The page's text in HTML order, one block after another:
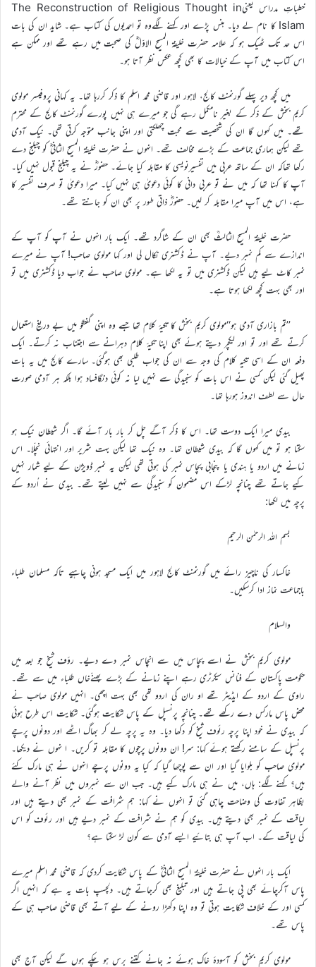
خطباتِ مدراس یعنیThe Reconstruction of Religious Thought in
Islam کا نام لے دیا۔ ہنس پڑے اور کہنے لگےوہ تو احمدیوں کی کتاب ہے۔ شاید ان کی بات
اس حد تک ٹھیک ہو کہ علامہ حضرت خلیفۃ المسیح الاوّلؓ کی صحبت میں رہے تھے اور ممکن ہے
اس کتاب میں آپ کے خیالات کا بھی کچھ عکس نظر آتا ہو۔
میں کچھ دیر پہلے گورنمنٹ کالج، لاہور اور قاضی محمد اسلم کا ذکر کررہا تھا۔ یہ کہانی پروفیسر مولوی
کریم بخش کے ذکر کے بغیر نامکمل رہے گی جو میرے ہی نہیں پورے گورنمنٹ کالج کے محترم
تھے۔ میں کہوں گا ان کی شخصیت سے محبت چھلکتی اور اپنی جانب متوجہ کرتی تھی۔ نیک آدمی
تھے لیکن ہماری جماعت کے بڑے مخالف تھے۔ انہوں نے حضرت خلیفۃ المسیح الثانیؓ کو چیلنج دے
رکھا تھاکہ ان کے ساتھ عربی میں تفسیرنویسی کا مقابلہ کیا جائے۔ حضورؓ نے یہ چیلنج قبول نہیں کیا۔
آپ کا کہنا تھا کہ میں نے تو عربی دانی کا کوئی دعویٰ ہی نہیں کیا۔ میرا دعویٰ تو صرف تفسیر کا
ہے، اس میں آپ میرا مقابلہ کر لیں۔ حضورؓ ذاتی طور پر بھی ان کو جانتے تھے۔
حضرت خلیفۃ المسیح الثالثؒ بھی ان کے شاگرد تھے۔ ایک بار انہوں نے آپ کو آپ کے
اندازے سے کم نمبر دیے۔ آپ نے ڈکشنری نکال لی اور کہا مولوی صاحب! آپ نے میرے
نمبر کاٹ لیے ہیں لیکن ڈکشنری میں تو یہ لکھا ہے۔ مولوی صاحب نے جواب دیا ڈکشنری میں تو
اور بھی بہت کچھ لکھا ہوتا ہے۔
’’تم بازاری آدمی ہو‘‘مولوی کریم بخش کا تکیۂ کلام تھا جسے وہ اپنی گفتگو میں بے دریغ استعمال
کرتے تھے اور تو اور لیکچر دیتے ہوئے بھی اپنا تکیۂ کلام دہرانے سے اجتناب نہ کرتے۔ ایک
دفعہ ان کے اسی تکیہ کلام کی وجہ سے ان کی جواب طلبی بھی ہوگئی۔ سارے کالج میں یہ بات
پھیل گئی لیکن کسی نے اس بات کو سنجیدگی سے نہیں لیا نہ کوئی دنگافساد ہوا بلکہ ہر آدمی صورت
حال سے لطف اندوز ہورہا تھا۔
بیدی میرا ایک دوست تھا۔ اس کا ذکر آگے چل کر بار بار آئے گا۔ اگر شیطان نیک ہو
سکتا ہو تو میں کہوں گا کہ بیدی شیطان تھا۔ وہ نیک تھا لیکن بہت شریر اور انتہائی نچلّا۔ اس
زمانے میں اردو یا ہندی یا پنجابی پچاس نمبر کی ہوتی تھی لیکن یہ نمبر ڈویژن کے لیے شمار نہیں
کیے جاتے تھے چنانچہ لڑکے اس مضمون کو سنجیدگی سے نہیں لیتے تھے۔ بیدی نے اُردو کے
پرچہ میں لکھا:
بسم اللہ الرحمٰن الرحیم
خاکسار کی ناچیز رائے میں گورنمنٹ کالج لاہور میں ایک مسجد ہونی چاہیے تاکہ مسلمان طلباء
باجماعت نماز ادا کرسکیں۔
والسلام
مولوی کریم بخش نے اسے پچاس میں سے انچاس نمبر دے دیے۔ رؤف شیخ جو بعد میں
حکومت پاکستان کے فنانس سیکرٹری رہے اپنے زمانے کے بڑے پھنّےخاں طلباء میں سے تھے۔
راوی کے اردو کے ایڈیٹر تھے او ران کی اردو تھی بھی بہت اچھی۔ انہیں مولوی صاحب نے
محض پاس مارکس دے رکھے تھے۔ چنانچہ پرنسپل کے پاس شکایت ہوگئی۔ شکایت اس طرح ہوئی
کہ بیدی نے خود اپنا پرچہ رئوف شیخ کو دکھا دیا۔ وہ یہ پرچہ لے کر بھاگ اٹھے اور دونوں پرچے
پرنسپل کے سامنے رکھتے ہوئے کہا: سر! ان دونوں پرچوں کا مقابلہ تو کریں۔ ا نہوں نے دیکھا۔
مولوی صاحب کو بلوایا گیا اور ان سے پوچھا گیا کہ کیا یہ دونوں پرچے انہوں نے ہی مارک کئے
ہیں؟ کہنے لگے: ہاں، میں نے ہی مارک کیے ہیں۔ جب ان سے نمبروں میں نظر آنے والے
بظاہر تفاوت کی وضاحت چاہی گئی تو انہوں نے کہا: ہم شرافت کے نمبر بھی دیتے ہیں اور
لیاقت کے نمبر بھی دیتے ہیں۔ بیدی کو ہم نے شرافت کے نمبر دیے ہیں اور رئوف کو اس
کی لیاقت کے۔ اب آپ ہی بتائیے ایسے آدمی سے کون لڑ سکتا ہے؟
ایک بار انہوں نے حضرت خلیفۃ المسیح الثانیؓ کے پاس شکایت کردی کہ قاضی محمد اسلم میرے
پاس آکرچائے بھی پی جاتے ہیں اور تبلیغ بھی کرجاتے ہیں۔ دلچسپ بات یہ ہے کہ انہیں اگر
کسی اور کے خلاف شکایت ہوتی تو وہ اپنا دکھڑا رونے کے لیے آتے بھی قاضی صاحب ہی کے
پاس تھے۔
مولوی کریم بخش کو آسودۂ خاک ہوئے نہ جانے کتنے برس ہو چکے ہوں گے لیکن آج بھی